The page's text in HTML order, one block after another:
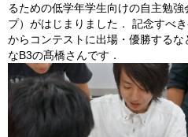
るための低学年学生向けの自主勉
プ）がはじまりました． 記念すべ
からコンテストに出場・優勝する
なB3の髙橋さんです．